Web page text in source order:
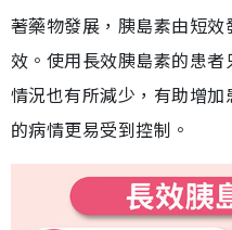
著藥物發展，胰島素由短
效。使用長效胰島素的患
情況也有所減少，有助增
的病情更易受到控制。